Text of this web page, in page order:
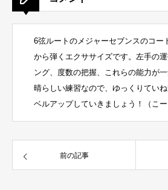
6弦ルートのメジャーセブンスのコー
から弾くエクササイズです。左手の
ング、度数の把握、これらの能力が
晴らしい練習なので、ゆっくりてい
ベルアップしていきましょう！（こー
前の記事